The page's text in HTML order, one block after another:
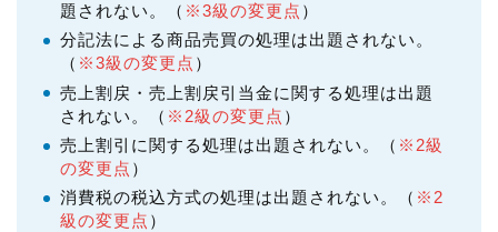
題されない。（ ※3級の変更点 ）
分記法による商品売買の処理は出題されない。
（ ※3級の変更点 ）
売上割戻・売上割戻引当金に関する処理は出題
されない。（ ※2級の変更点 ）
売上割引に関する処理は出題されない。（ ※2級
の変更点 ）
消費税の税込方式の処理は出題されない。（ ※2
級の変更点 ）